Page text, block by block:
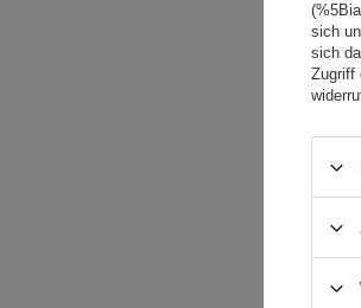
sich
sich
Zugriff